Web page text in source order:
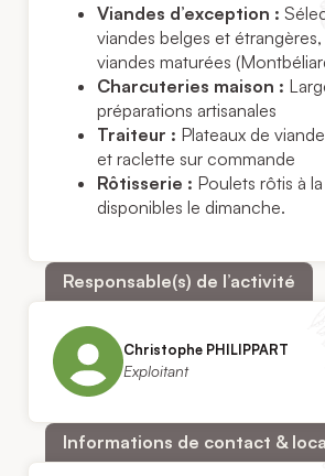
Viandes d’exception :
viandes belges et
viandes maturées
Charcuteries maison :
préparations artisanales
Traiteur : Plateaux de
et raclette sur commande
Rôtisserie : Poulets rôtis à
disponibles le dimanche.
Responsable(s) de l’activité
Christophe PHILIPPART
Exploitant
Informations de contact &